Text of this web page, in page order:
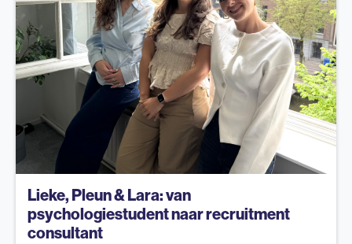
Lieke, Pleun & Lara: van
psychologiestudent naar recruitment
consultant